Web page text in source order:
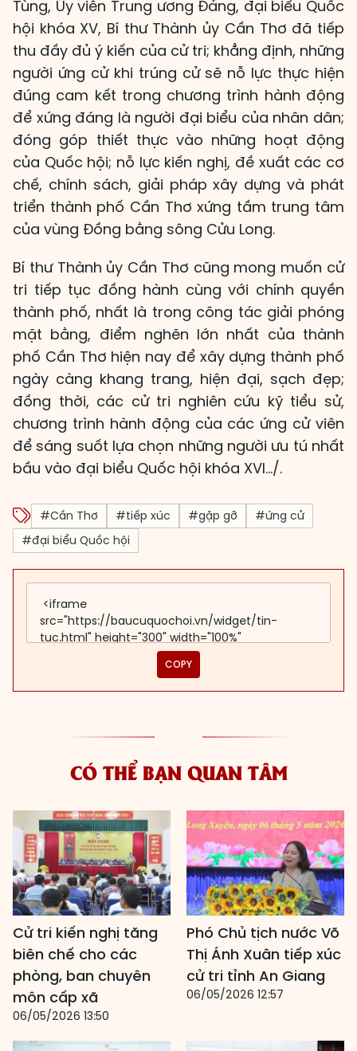
Tùng, Ủy viên Trung ương Đảng, đại biểu Quốc
hội khóa XV, Bí thư Thành ủy Cần Thơ đã tiếp
thu đầy đủ ý kiến của cử tri; khẳng định, những
người ứng cử khi trúng cử sẽ nỗ lực thực hiện
đúng cam kết trong chương trình hành động
để xứng đáng là người đại biểu của nhân dân;
đóng góp thiết thực vào những hoạt động
của Quốc hội; nỗ lực kiến nghị, đề xuất các cơ
chế, chính sách, giải pháp xây dựng và phát
triển thành phố Cần Thơ xứng tầm trung tâm
của vùng Đồng bằng sông Cửu Long.
Bí thư Thành ủy Cần Thơ cũng mong muốn cử
tri tiếp tục đồng hành cùng với chính quyền
thành phố, nhất là trong công tác giải phóng
mặt bằng, điểm nghẽn lớn nhất của thành
phố Cần Thơ hiện nay để xây dựng thành phố
ngày càng khang trang, hiện đại, sạch đẹp;
đồng thời, các cử tri nghiên cứu kỹ tiểu sử,
chương trình hành động của các ứng cử viên
để sáng suốt lựa chọn những người ưu tú nhất
bầu vào đại biểu Quốc hội khóa XVI…/.
#Cần Thơ #tiếp xúc #gặp gỡ
#ứng cử
#đại biểu Quốc hội
COPY
CÓ THỂ BẠN QUAN TÂM
Cử tri kiến nghị tăng
biên chế cho các
phòng, ban chuyên
môn cấp xã
06/05/2026 13:50
Phó Chủ tịch nước Võ
Thị Ánh Xuân tiếp xúc
cử tri tỉnh An Giang
06/05/2026 12:57